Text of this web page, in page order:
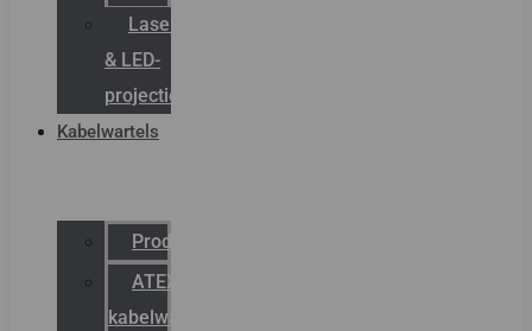
Laserbelijning
& LED-
projectie
Kabelwartels
Productcatalogus
ATEX
kabelwartels